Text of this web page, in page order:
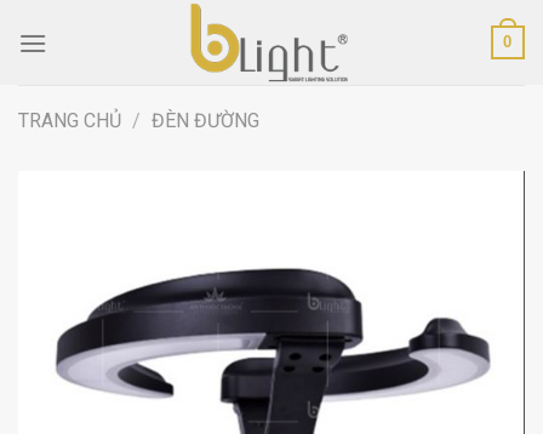
0
TRANG CHỦ / ĐÈN ĐƯỜNG